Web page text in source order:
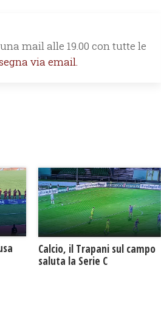
mail alle 19.00 con tutte le
via email.
Calcio, il Trapani sul campo
saluta la Serie C